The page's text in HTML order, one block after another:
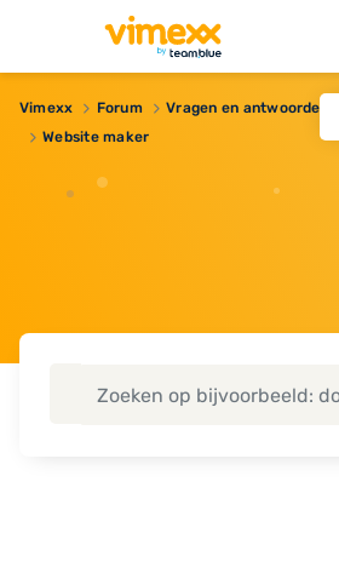
Vimexx Forum Vragen en antwoorden
Website maker